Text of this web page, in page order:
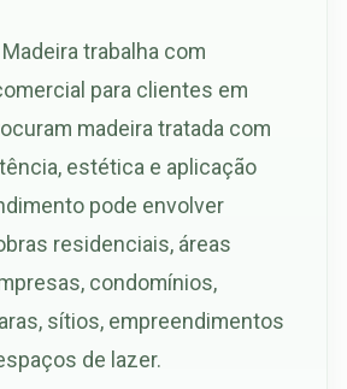
trabalha com
para clientes em
madeira tratada com
estética e aplicação
pode envolver
residenciais, áreas
condomínios,
sítios, empreendimentos
de lazer.